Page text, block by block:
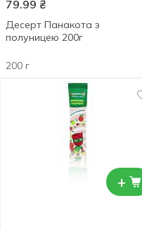
79.99 ₴
Десерт Панакота з
полуницею 200г
200 г
+